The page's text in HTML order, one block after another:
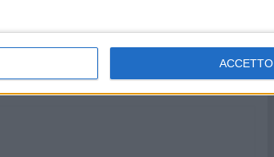
ACCETTO
ecco l'elenco delle 11 ditte
accreditate